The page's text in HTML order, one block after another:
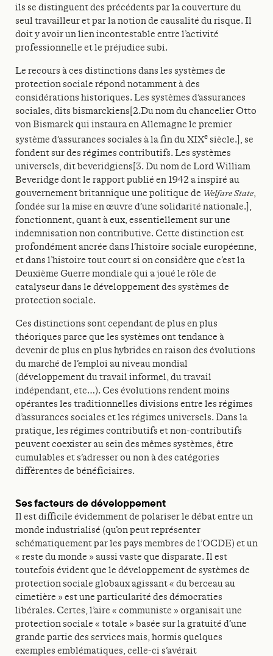
ils se distinguent des précédents par la couverture du
seul travailleur et par la notion de causalité du risque. Il
doit y avoir un lien incontestable entre l’activité
professionnelle et le préjudice subi.
Le recours à ces distinctions dans les systèmes de
protection sociale répond notamment à des
considérations historiques. Les systèmes d’assurances
sociales, dits bismarckiens[2.Du nom du chancelier Otto
von Bismarck qui instaura en Allemagne le premier
système d’assurances sociales à la fin du XIXe siècle.], se
fondent sur des régimes contributifs. Les systèmes
universels, dit beveridgiens[3. Du nom de Lord William
Beveridge dont le rapport publié en 1942 a inspiré au
gouvernement britannique une politique de Welfare State,
fondée sur la mise en œuvre d’une solidarité nationale.],
fonctionnent, quant à eux, essentiellement sur une
indemnisation non contributive. Cette distinction est
profondément ancrée dans l’histoire sociale européenne,
et dans l’histoire tout court si on considère que c’est la
Deuxième Guerre mondiale qui a joué le rôle de
catalyseur dans le développement des systèmes de
protection sociale.
Ces distinctions sont cependant de plus en plus
théoriques parce que les systèmes ont tendance à
devenir de plus en plus hybrides en raison des évolutions
du marché de l’emploi au niveau mondial
(développement du travail informel, du travail
indépendant, etc…). Ces évolutions rendent moins
opérantes les traditionnelles divisions entre les régimes
d’assurances sociales et les régimes universels. Dans la
pratique, les régimes contributifs et non-contributifs
peuvent coexister au sein des mêmes systèmes, être
cumulables et s’adresser ou non à des catégories
différentes de bénéficiaires.
Ses facteurs de développement
Il est difficile évidemment de polariser le débat entre un
monde industrialisé (qu’on peut représenter
schématiquement par les pays membres de l’OCDE) et un
« reste du monde » aussi vaste que disparate. Il est
toutefois évident que le développement de systèmes de
protection sociale globaux agissant « du berceau au
cimetière » est une particularité des démocraties
libérales. Certes, l’aire « communiste » organisait une
protection sociale « totale » basée sur la gratuité d’une
grande partie des services mais, hormis quelques
exemples emblématiques, celle-ci s’avérait